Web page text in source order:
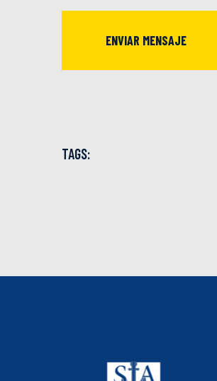
ENVIAR MENSAJE
TAGS: